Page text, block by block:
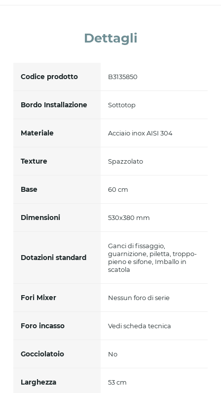
Dettagli
Codice prodotto B3135850
Bordo Installazione Sottotop
Materiale Acciaio inox AISI 304
Texture Spazzolato
Base 60 cm
Dimensioni 530x380 mm
Dotazioni standard
Ganci di fissaggio,
guarnizione, piletta, troppo-
pieno e sifone, Imballo in
scatola
Fori Mixer Nessun foro di serie
Foro incasso Vedi scheda tecnica
Gocciolatoio No
Larghezza 53 cm